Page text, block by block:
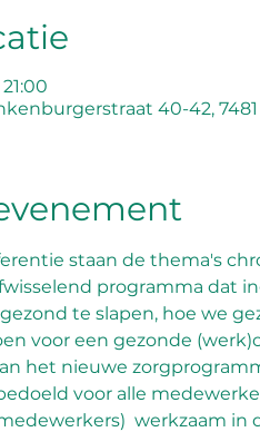
40-42,
staan de thema's
programma dat
te slapen, hoe we
voor een gezonde
het nieuwe
voor alle
werkzaam in